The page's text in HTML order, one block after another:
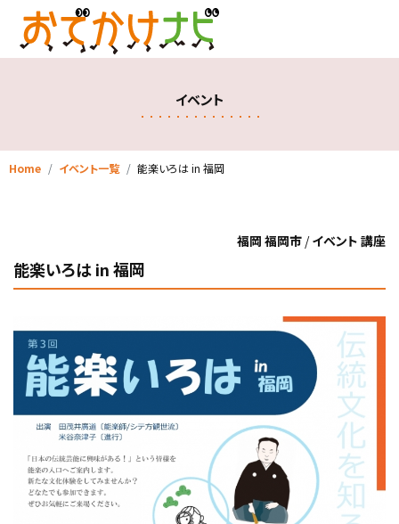
イベント
Home イベント一覧 能楽いろは in 福岡
福岡 福岡市 /イベント 講座
能楽いろは in 福岡